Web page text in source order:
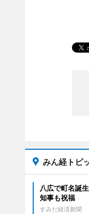
みん経トピ
八広で町名誕
知事も祝福
すみだ経済新聞